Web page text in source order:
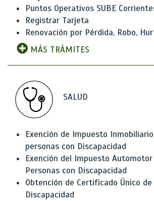
Puntos Operativos SUBE
Registrar Tarjeta
Renovación por Pérdida, Robo,
MÁS TRÁMITES
SALUD
Exención de Impuesto
personas con Discapacidad
Exención del Impuesto
Personas con Discapacidad
Obtención de Certificado Único de
Discapacidad